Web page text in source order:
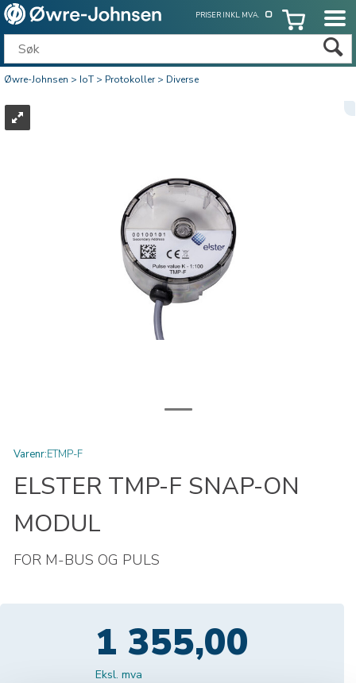
PRISER INKL. MVA.
Øwre-Johnsen>IoT>Protokoller>Diverse
Varenr:ETMP-F
ELSTER TMP-F SNAP-ON
MODUL
FOR M-BUS OG PULS
1 355,00
Eksl. mva